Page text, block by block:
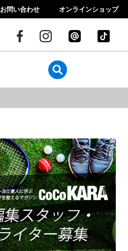
お問い合わせ オンラインショップ